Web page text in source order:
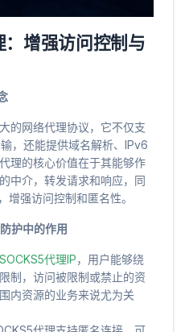
增强访问控制与
的网络代理协议，它不仅支
，还能提供域名解析、IPv6
理的核心价值在于其能够作
中介，转发请求和响应，同
增强访问控制和匿名性。
护中的作用
SOCKS5代理IP，用户能够绕
制，访问被限制或禁止的资
内资源的业务来说尤为关